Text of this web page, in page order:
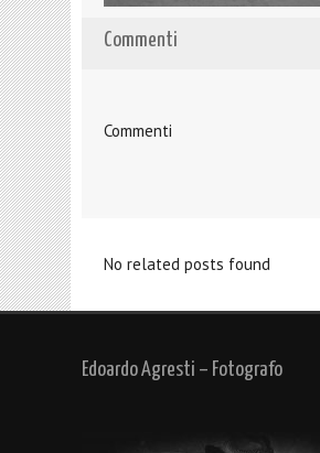
Commenti
Commenti
No related posts found
Edoardo Agresti – Fotografo